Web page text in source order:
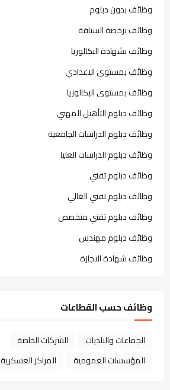
وظائف بدون دبلوم
وظائف برخصة السياقة
وظائف بشهادة البكالوريا
وظائف بمستوى الاعدادي
وظائف بمستوى البكالوريا
وظائف دبلوم التأهيل المهني
وظائف دبلوم الدراسات الجامعية
وظائف دبلوم الدراسات العليا
وظائف دبلوم تقني
وظائف دبلوم تقني العالي
وظائف دبلوم تقني متخصص
وظائف دبلوم مهندس
وظائف شهادة الاجازة
وظائف حسب القطاعات
الجماعات والبلديات
الشركات الخاصة
المؤسسات العمومية
المراكز العسكرية